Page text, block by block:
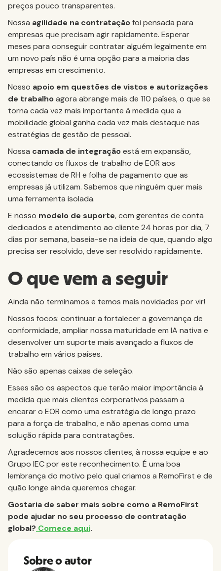
preços pouco transparentes.
Nossa agilidade na contrataçãofoi pensada para
empresas que precisam agir rapidamente. Esperar
meses para conseguir contratar alguém legalmente em
um novo país não é uma opção para a maioria das
empresas em crescimento.
Nosso apoio em questões de vistos e autorizações
de trabalhoagora abrange mais de 110 países, o que se
torna cada vez mais importante à medida que a
mobilidade global ganha cada vez mais destaque nas
estratégias de gestão de pessoal.
Nossa camada de integraçãoestá em expansão,
conectando os fluxos de trabalho de EOR aos
ecossistemas de RH e folha de pagamento que as
empresas já utilizam. Sabemos que ninguém quer mais
uma ferramenta isolada.
E nosso modelo de suporte, com gerentes de conta
dedicados e atendimento ao cliente 24 horas por dia, 7
dias por semana, baseia-se na ideia de que, quando algo
precisa ser resolvido, deve ser resolvido rapidamente.
O que vem a seguir
Ainda não terminamos e temos mais novidades por vir!
Nossos focos: continuar a fortalecer a governança de
conformidade, ampliar nossa maturidade em IA nativa e
desenvolver um suporte mais avançado a fluxos de
trabalho em vários países.
Não são apenas caixas de seleção.
Esses são os aspectos que terão maior importância à
medida que mais clientes corporativos passam a
encarar o EOR como uma estratégia de longo prazo
para a força de trabalho, e não apenas como uma
solução rápida para contratações.
Agradecemos aos nossos clientes, à nossa equipe e ao
Grupo IEC por este reconhecimento. É uma boa
lembrança do motivo pelo qual criamos a RemoFirst e de
quão longe ainda queremos chegar.
Gostaria de saber mais sobre como a RemoFirst
pode ajudar no seu processo de contratação
global? Comece aqui.
Sobre o autor